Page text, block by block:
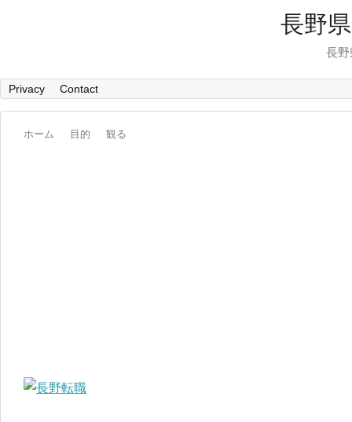
長野
長
Privacy Contact
ホーム 目的 観る